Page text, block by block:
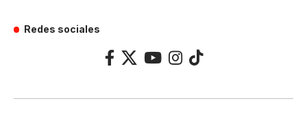
Redes sociales